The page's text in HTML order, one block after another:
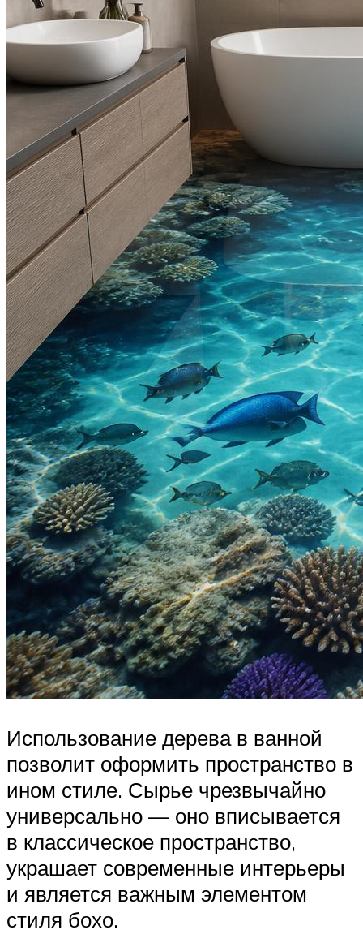
Использование дерева в ванной
позволит оформить пространство в
ином стиле. Сырье чрезвычайно
универсально — оно вписывается
в классическое пространство,
украшает современные интерьеры
и является важным элементом
стиля бохо.